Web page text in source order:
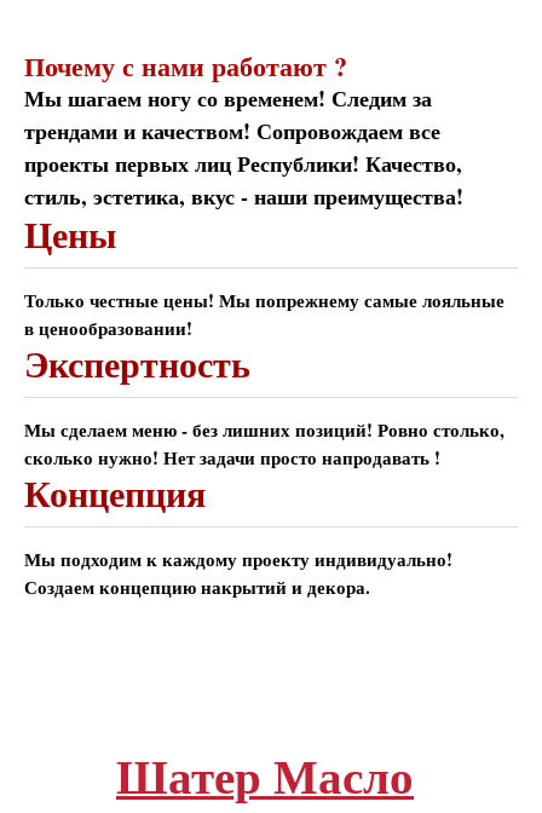
Почему с нами работают ?
Мы шагаем ногу со временем! Следим за
трендами и качеством! Сопровождаем все
проекты первых лиц Республики! Качество,
стиль, эстетика, вкус - наши преимущества!
Цены
Только честные цены! Мы попрежнему самые лояльные
в ценообразовании!
Экспертность
Мы сделаем меню - без лишних позиций! Ровно столько,
сколько нужно! Нет задачи просто напродавать !
Концепция
Мы подходим к каждому проекту индивидуально!
Создаем концепцию накрытий и декора.
Шатер Масло